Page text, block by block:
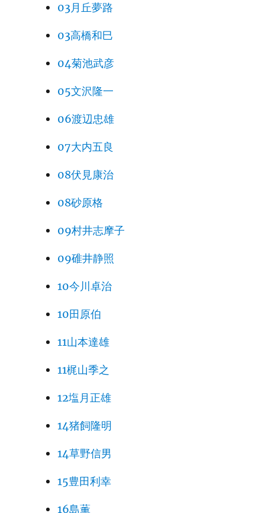
03月丘夢路
03高橋和巳
04菊池武彦
05文沢隆一
06渡辺忠雄
07大内五良
08伏見康治
08砂原格
09村井志摩子
09碓井静照
10今川卓治
10田原伯
11山本達雄
11梶山季之
12塩月正雄
14猪飼隆明
14草野信男
15豊田利幸
16島薫